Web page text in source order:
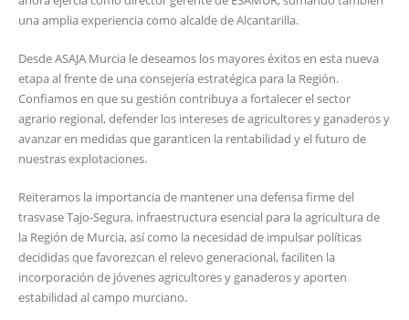
una amplia experiencia como alcalde de Alcantarilla.
Desde ASAJA Murcia le deseamos los mayores éxitos en esta nueva
etapa al frente de una consejería estratégica para la Región.
Confiamos en que su gestión contribuya a fortalecer el sector
agrario regional, defender los intereses de agricultores y ganaderos y
avanzar en medidas que garanticen la rentabilidad y el futuro de
nuestras explotaciones.
Reiteramos la importancia de mantener una defensa firme del
trasvase Tajo-Segura, infraestructura esencial para la agricultura de
la Región de Murcia, así como la necesidad de impulsar políticas
decididas que favorezcan el relevo generacional, faciliten la
incorporación de jóvenes agricultores y ganaderos y aporten
estabilidad al campo murciano.